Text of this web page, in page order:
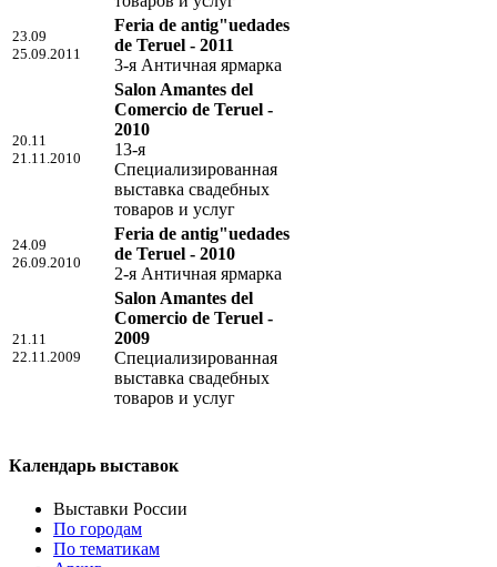
23.09
25.09.2011
Feria de antig"uedades
de Teruel - 2011
3-я Античная ярмарка
20.11
21.11.2010
Salon Amantes del
Comercio de Teruel -
2010
13-я
Специализированная
выставка свадебных
товаров и услуг
24.09
26.09.2010
Feria de antig"uedades
de Teruel - 2010
2-я Античная ярмарка
21.11
22.11.2009
Salon Amantes del
Comercio de Teruel -
2009
Специализированная
выставка свадебных
товаров и услуг
Календарь выставок
Выставки России
По городам
По тематикам